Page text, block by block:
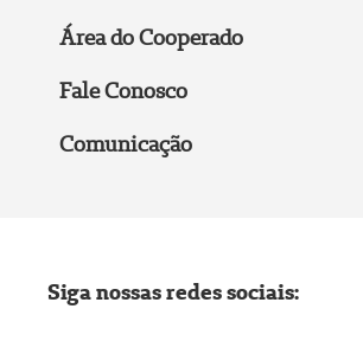
Área do Cooperado
Fale Conosco
Comunicação
Siga nossas redes sociais: